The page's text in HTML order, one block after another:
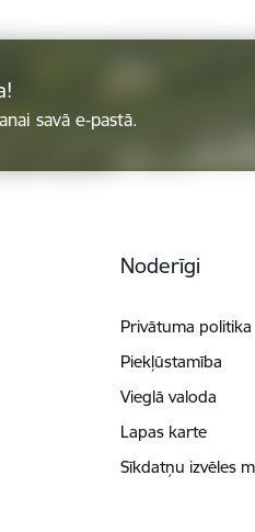
savā e-pastā.
Noderīgi
Privātuma politika
Piekļūstamība
Vieglā valoda
Lapas karte
Sīkdatņu izvēles